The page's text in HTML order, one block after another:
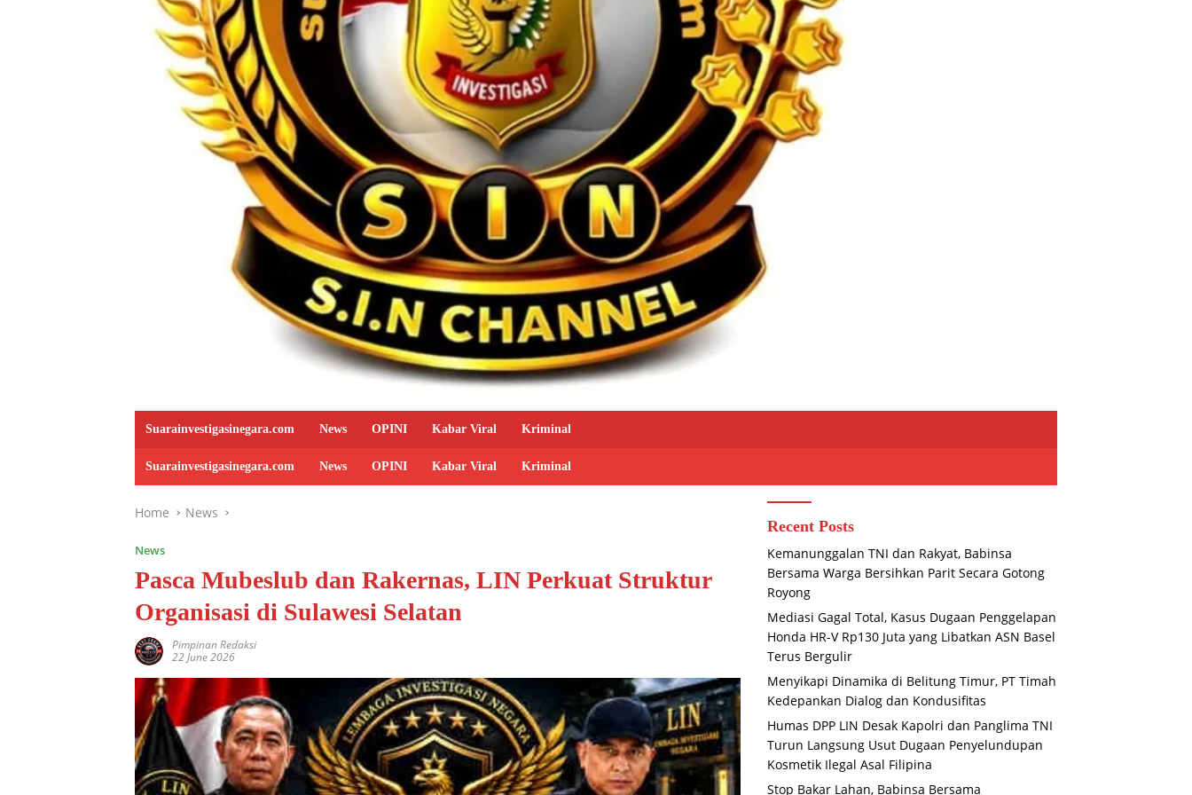
Suarainvestigasinegara.com News OPINI Kabar Viral Kriminal
Suarainvestigasinegara.com News OPINI Kabar Viral Kriminal
Home News
News
Pasca Mubeslub dan Rakernas, LIN Perkuat Struktur
Organisasi di Sulawesi Selatan
Pimpinan Redaksi
22 June 2026
Recent Posts
Kemanunggalan TNI dan Rakyat, Babinsa
Bersama Warga Bersihkan Parit Secara Gotong
Royong
Mediasi Gagal Total, Kasus Dugaan Penggelapan
Honda HR-V Rp130 Juta yang Libatkan ASN Basel
Terus Bergulir
Menyikapi Dinamika di Belitung Timur, PT Timah
Kedepankan Dialog dan Kondusifitas
Humas DPP LIN Desak Kapolri dan Panglima TNI
Turun Langsung Usut Dugaan Penyelundupan
Kosmetik Ilegal Asal Filipina
Stop Bakar Lahan, Babinsa Bersama